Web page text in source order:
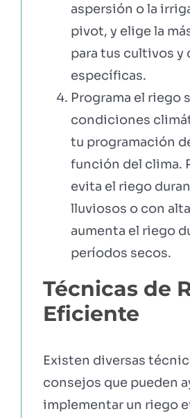
aspersión o la
pivot, y elige la
para tus cultivos
específicas.
Programa el riego
condiciones
tu programación
función del clima.
evita el riego
lluviosos o con
aumenta el riego
períodos secos.
Técnicas de
Eficiente
Existen diversas
consejos que pueden
implementar un riego